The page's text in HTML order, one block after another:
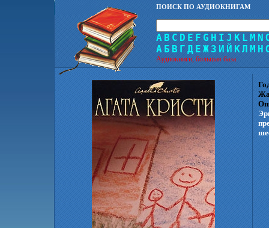
ПОИСК ПО АУДИОКНИГАМ
A B C D E F G H I J K L M N
А Б В Г Д Е Ж З И Й КЛ М Н
Аудиокниги, большая база.